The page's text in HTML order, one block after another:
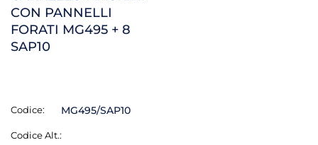
CON PANNELLI
FORATI MG495 + 8
SAP10
Codice: MG495/SAP10
Codice Alt.: